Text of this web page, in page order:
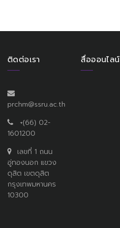
ติดต่อเรา
prchm@ssru.ac.th
+(66) 02-
1601200
เลขที่ 1 ถนน
อู่ทองนอก แขวง
ดุสิต เขตดุสิต
กรุงเทพมหานคร
10300
สื่อออนไลน์